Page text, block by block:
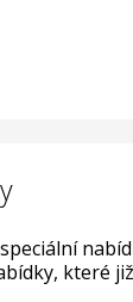
které